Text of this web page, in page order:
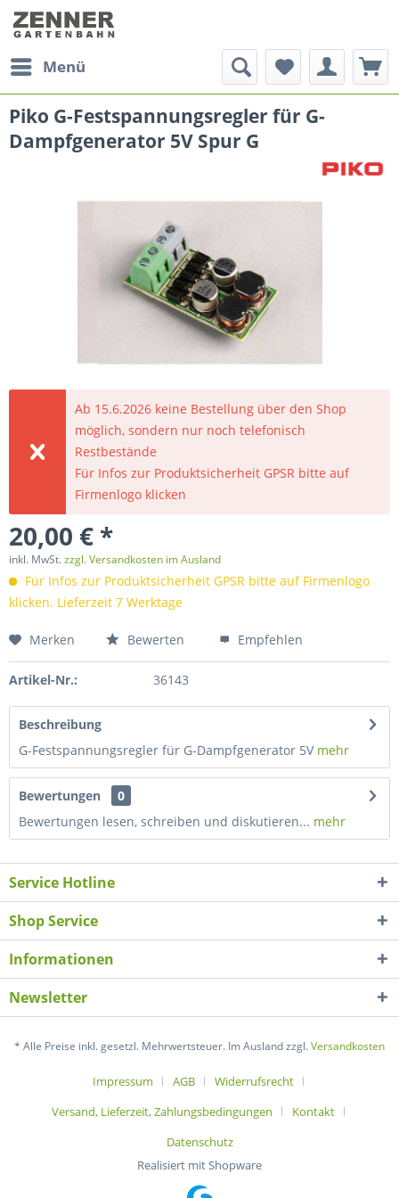
Menü
Piko G-Festspannungsregler für G-
Dampfgenerator 5V Spur G
Ab 15.6.2026 keine Bestellung über den Shop
möglich, sondern nur noch telefonisch
Restbestände
Für Infos zur Produktsicherheit GPSR bitte auf
Firmenlogo klicken
20,00 € *
inkl. MwSt.zzgl. Versandkosten im Ausland
Für Infos zur Produktsicherheit GPSR bitte auf Firmenlogo
klicken. Lieferzeit 7 Werktage
Merken Bewerten Empfehlen
Artikel-Nr.: 36143
Beschreibung
G-Festspannungsregler für G-Dampfgenerator 5V mehr
Bewertungen
0
Bewertungen lesen, schreiben und diskutieren... mehr
Service Hotline
Shop Service
Informationen
Newsletter
* Alle Preise inkl. gesetzl. Mehrwertsteuer. Im Ausland zzgl.Versandkosten
Impressum AGB
Widerrufsrecht
Versand, Lieferzeit, Zahlungsbedingungen
Kontakt
Datenschutz
Realisiert mit Shopware